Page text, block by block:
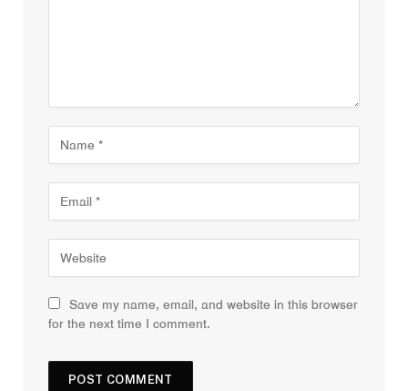
Save my name, email, and website in this browser
for the next time I comment.